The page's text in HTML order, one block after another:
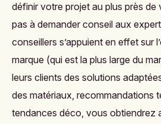
définir votre projet au plus près de
pas à demander conseil aux
conseillers s’appuient en effet sur
marque (qui est la plus large du
leurs clients des solutions
des matériaux, recommandations
tendances déco, vous obtiendrez